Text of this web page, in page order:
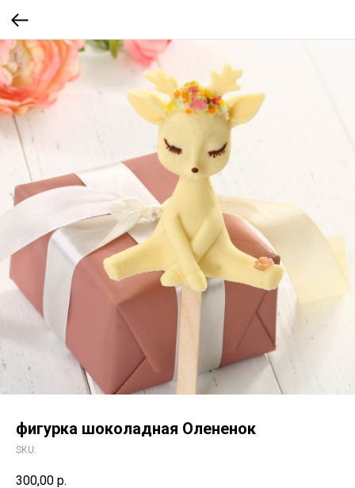
фигурка шоколадная Олененок
SKU:
300,00 р.